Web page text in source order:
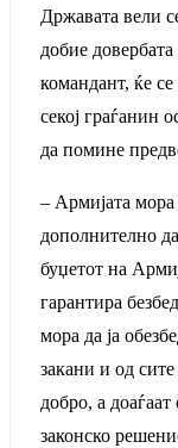
Државата вели
добие
командант, ќе се
секој граѓанин
да помине
– Армијата мора
дополнително
буџетот на
гарантира
мора да ја
закани и од
добро, а
законско